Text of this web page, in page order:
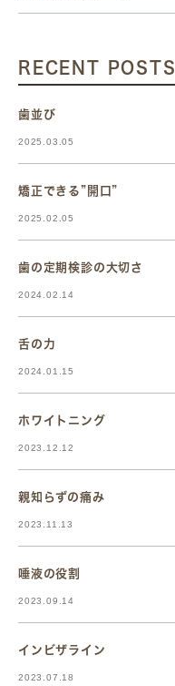
RECENT POSTS
歯並び
2025.03.05
矯正できる”開口”
2025.02.05
歯の定期検診の大切さ
2024.02.14
舌の力
2024.01.15
ホワイトニング
2023.12.12
親知らずの痛み
2023.11.13
唾液の役割
2023.09.14
インビザライン
2023.07.18